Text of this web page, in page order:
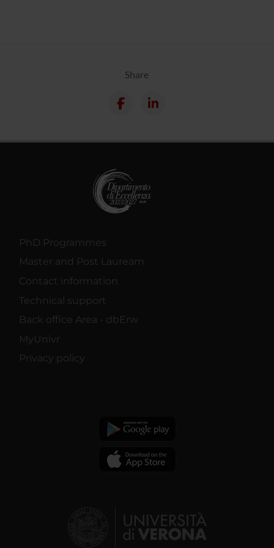
Share
PhD Programmes
Master and Post Lauream
Contact information
Technical support
Back office Area - dbErw
MyUnivr
Privacy policy